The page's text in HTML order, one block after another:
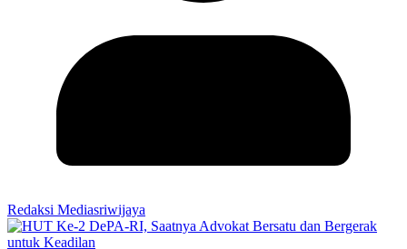
Redaksi Mediasriwijaya